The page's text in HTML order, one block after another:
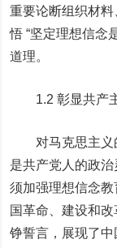
重要论断组织材
悟 “坚定理想信念
道理。
1.2 彰显共产主
对马克思主义的
是共产党人的政
须加强理想信念
国革命、建设和
铮誓言，展现了